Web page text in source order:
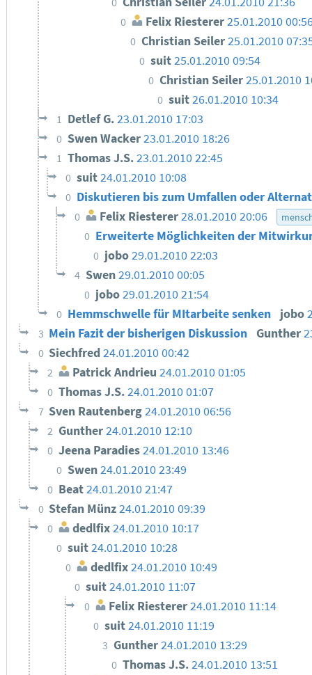
0 Felix Riesterer25.01.2010
0 Christian Seiler25.01.2010
0 suit25.01.2010 09:54
0 Christian Seiler25.01.2010
0 suit26.01.2010 10:34
1 Detlef G.23.01.2010 17:03
0 Swen Wacker23.01.2010 18:26
1 Thomas J.S.23.01.2010 22:45
0 suit24.01.2010 10:08
0 Diskutieren bis zum Umfallen oder
0 Felix Riesterer28.01.2010 20:06
0 Erweiterte Möglichkeiten der
0 jobo29.01.2010 22:03
4 Swen29.01.2010 00:05
0 jobo29.01.2010 21:54
0 Hemmschwelle für MItarbeite senken jobo
3 Mein Fazit der bisherigen Diskussion Gunther
0 Siechfred24.01.2010 00:42
2 Patrick Andrieu 24.01.2010 01:05
0 Thomas J.S.24.01.2010 01:07
7 Sven Rautenberg24.01.2010 06:56
2 Gunther24.01.2010 12:10
0 Jeena Paradies24.01.2010 13:46
0 Swen24.01.2010 23:49
0 Beat24.01.2010 21:47
0 Stefan Münz24.01.2010 09:39
0 dedlfix 24.01.2010 10:17
0 suit24.01.2010 10:28
0 dedlfix24.01.2010 10:49
0 suit24.01.2010 11:07
0 Felix Riesterer24.01.2010 11:14
0 suit24.01.2010 11:19
3 Gunther24.01.2010 13:29
0 Thomas J.S.24.01.2010 13:51